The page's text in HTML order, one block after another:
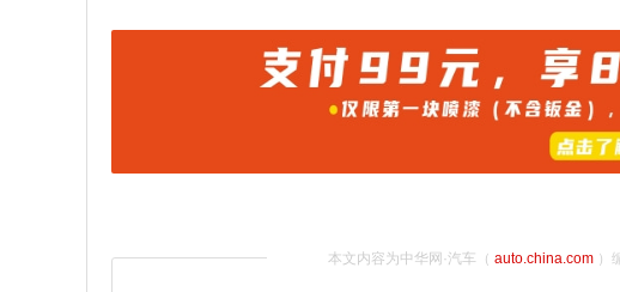
本文内容为中华网·汽车（ auto.china.com）